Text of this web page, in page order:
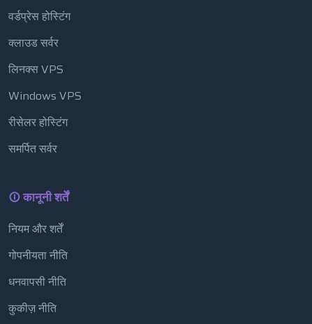
वर्डप्रेस होस्टिंग
क्लाउड सर्वर
लिनक्स VPS
Windows VPS
रीसेलर होस्टिंग
समर्पित सर्वर
कानूनी शर्तें
नियम और शर्तें
गोपनीयता नीति
धनवापसी नीति
कुकीज़ नीति